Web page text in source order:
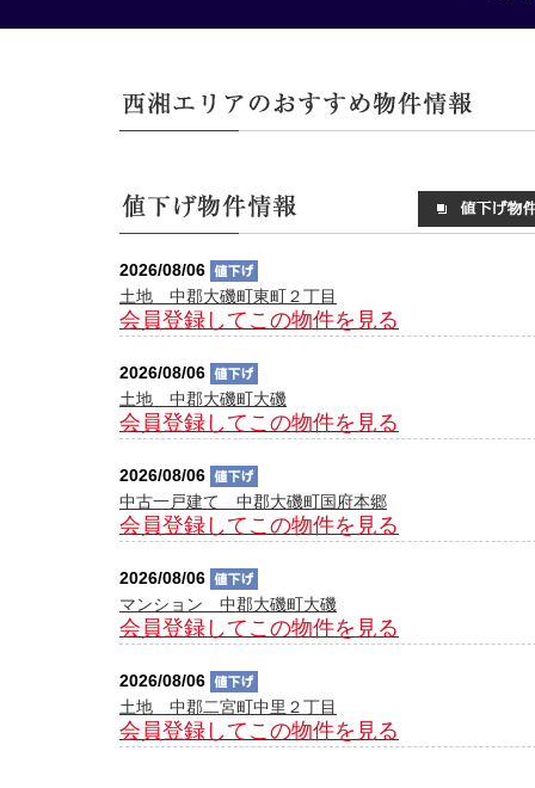
2026/08/06
土地 中郡大磯町東町２丁目
会員登録してこの物件を見る
2026/08/06
土地 中郡大磯町大磯
会員登録してこの物件を見る
2026/08/06
中古一戸建て 中郡大磯町国府本郷
会員登録してこの物件を見る
2026/08/06
マンション 中郡大磯町大磯
会員登録してこの物件を見る
2026/08/06
土地 中郡二宮町中里２丁目
会員登録してこの物件を見る